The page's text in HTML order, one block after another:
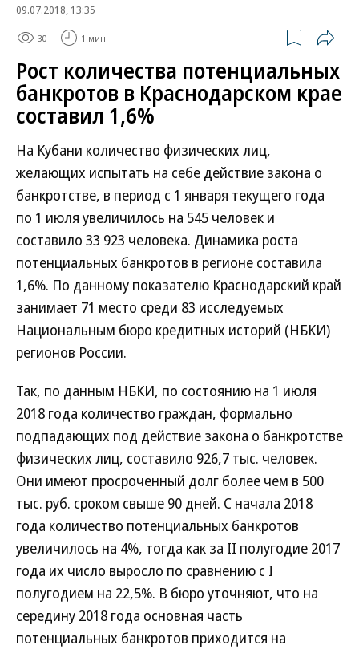
09.07.2018, 13:35
30 1 мин.
Рост количества потенциальных
банкротов в Краснодарском крае
составил 1,6%
На Кубани количество физических лиц,
желающих испытать на себе действие закона о
банкротстве, в период с 1 января текущего года
по 1 июля увеличилось на 545 человек и
составило 33 923 человека. Динамика роста
потенциальных банкротов в регионе составила
1,6%. По данному показателю Краснодарский край
занимает 71 место среди 83 исследуемых
Национальным бюро кредитных историй (НБКИ)
регионов России.
Так, по данным НБКИ, по состоянию на 1 июля
2018 года количество граждан, формально
подпадающих под действие закона о банкротстве
физических лиц, составило 926,7 тыс. человек.
Они имеют просроченный долг более чем в 500
тыс. руб. сроком свыше 90 дней. С начала 2018
года количество потенциальных банкротов
увеличилось на 4%, тогда как за II полугодие 2017
года их число выросло по сравнению с I
полугодием на 22,5%. В бюро уточняют, что на
середину 2018 года основная часть
потенциальных банкротов приходится на